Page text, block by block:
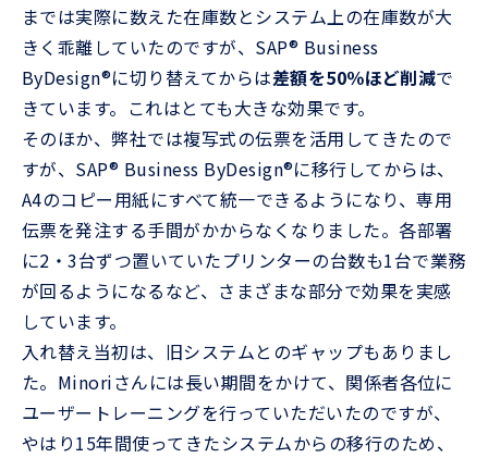
までは実際に数えた在庫数とシステム上の在庫数が大
きく乖離していたのですが、SAP® Business
ByDesign®に切り替えてからは差額を50％ほど削減で
きています。これはとても大きな効果です。
そのほか、弊社では複写式の伝票を活用してきたので
すが、SAP® Business ByDesign®に移行してからは、
A4のコピー用紙にすべて統一できるようになり、専用
伝票を発注する手間がかからなくなりました。各部署
に2・3台ずつ置いていたプリンターの台数も1台で業務
が回るようになるなど、さまざまな部分で効果を実感
しています。
入れ替え当初は、旧システムとのギャップもありまし
た。Minoriさんには長い期間をかけて、関係者各位に
ユーザートレーニングを行っていただいたのですが、
やはり15年間使ってきたシステムからの移行のため、